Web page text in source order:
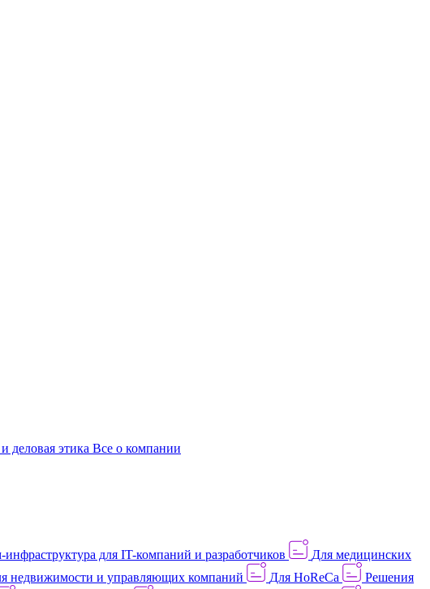
деловая этика Все о компании
инфраструктура для IT-компаний и разработчиков
Для медицинских
недвижимости и управляющих компаний Для HoReCa
Решения